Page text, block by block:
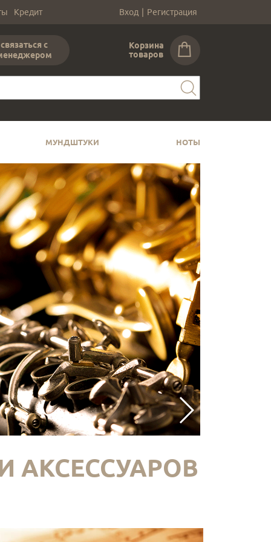
Кредит Вход | Регистрация
связаться с
Корзина
товаров
МУНДШТУКИ НОТЫ
АКСЕССУАРОВ